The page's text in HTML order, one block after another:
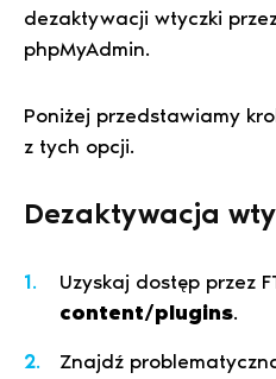
dezaktywacji wtyczki
phpMyAdmin.
Poniżej przedstawiamy
z tych opcji.
Dezaktywacja
Uzyskaj dostęp przez
content/plugins.
Znajdź